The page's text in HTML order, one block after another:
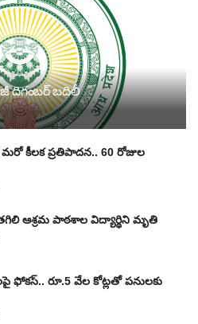
దిగంబర్‌ బదిలీ
కీలక ప్రతిపాదన.. 60 రోజుల
ఆశ్రమ పాఠశాల విద్యార్థిని మృతి
ఫోకస్‌.. రూ.5 వేల కోట్లతో పనులకు